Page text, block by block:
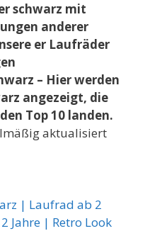
schwarz mit
anderer
er Laufräder
– Hier werden
angezeigt, die
Top 10 landen.
aktualisiert